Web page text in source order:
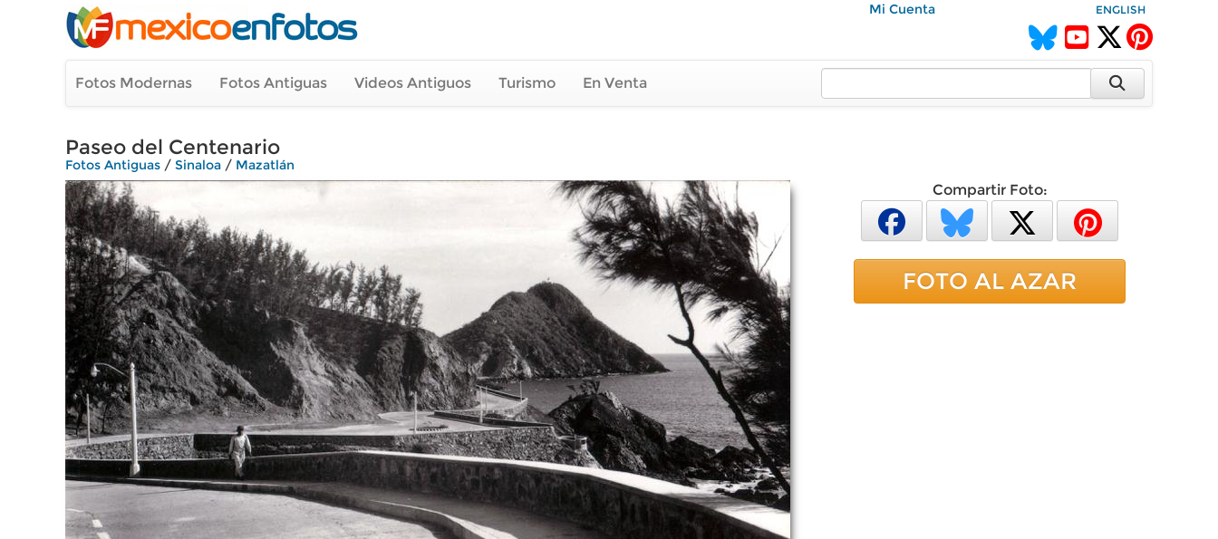
Mi Cuenta ENGLISH
Fotos Modernas Fotos Antiguas Videos Antiguos Turismo En Venta
Paseo del Centenario
Fotos Antiguas / Sinaloa / Mazatlán
Compartir Foto:
FOTO AL AZAR